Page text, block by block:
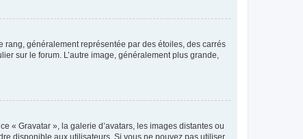
rang, généralement représentée par des étoiles, des carrés
sur le forum. L’autre image, généralement plus grande,
« Gravatar », la galerie d’avatars, les images distantes ou
disponible aux utilisateurs. Si vous ne pouvez pas utiliser